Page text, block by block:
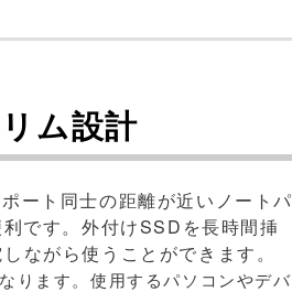
ム設計
ート同士の距離が近いノートパ
です。外付けSSDを長時間挿
ながら使うことができます。
ります。使用するパソコンやデバ